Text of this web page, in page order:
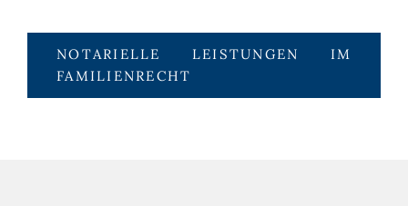
NOTARIELLE LEISTUNGEN IM
FAMILIENRECHT